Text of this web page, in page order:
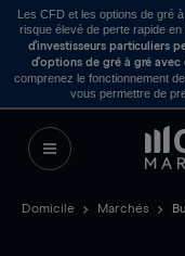
Les CFD et les options de gré
risque élevé de perte rapide en
d’investisseurs particuliers
d’options de gré à gré avec
comprenez le fonctionnement
vous permettre de
Domicile Marchés